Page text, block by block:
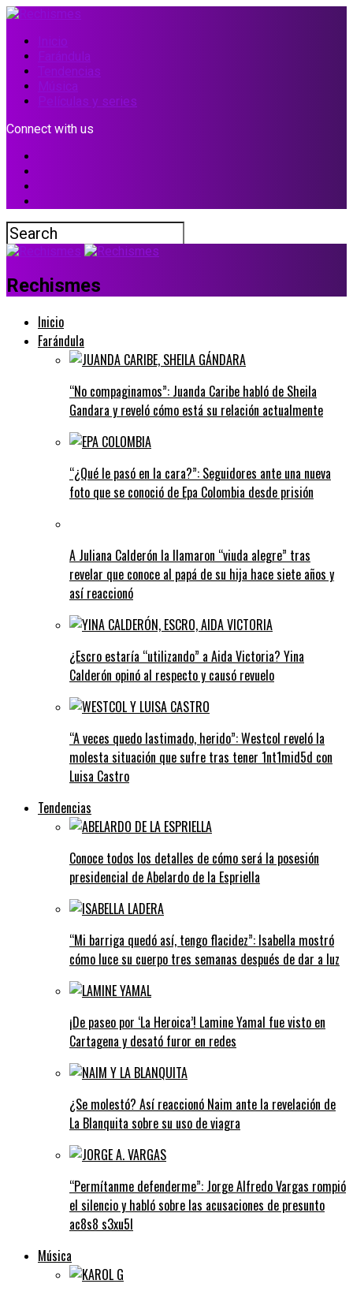
Inicio
Farándula
Tendencias
Música
Películas y series
Connect with us
Rechismes
Inicio
Farándula
“No compaginamos”: Juanda Caribe habló de Sheila
Gandara y reveló cómo está su relación actualmente
“¿Qué le pasó en la cara?”: Seguidores ante una nueva
foto que se conoció de Epa Colombia desde prisión
A Juliana Calderón la llamaron “viuda alegre” tras
revelar que conoce al papá de su hija hace siete años y
así reaccionó
¿Escro estaría “utilizando” a Aida Victoria? Yina
Calderón opinó al respecto y causó revuelo
“A veces quedo lastimado, herido”: Westcol reveló la
molesta situación que sufre tras tener 1nt1mid5d con
Luisa Castro
Tendencias
Conoce todos los detalles de cómo será la posesión
presidencial de Abelardo de la Espriella
“Mi barriga quedó así, tengo flacidez”: Isabella mostró
cómo luce su cuerpo tres semanas después de dar a luz
¡De paseo por ‘La Heroica’! Lamine Yamal fue visto en
Cartagena y desató furor en redes
¿Se molestó? Así reaccionó Naim ante la revelación de
La Blanquita sobre su uso de viagra
“Permítanme defenderme”: Jorge Alfredo Vargas rompió
el silencio y habló sobre las acusaciones de presunto
ac8s8 s3xu5l
Música